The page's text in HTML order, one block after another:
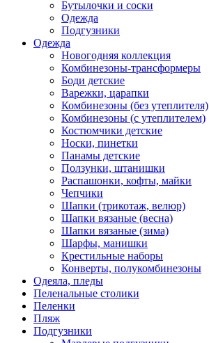
Бутылочки и соски
Одежда
Подгузники
Одежда
Новогодняя коллекция
Комбинезоны-трансформеры
Боди детские
Варежки, царапки
Комбинезоны (без утеплителя)
Комбинезоны (с утеплителем)
Костюмчики детские
Носки, пинетки
Панамы детские
Ползунки, штанишки
Распашонки, кофты, майки
Чепчики
Шапки (трикотаж, велюр)
Шапки вязаные (весна)
Шапки вязаные (зима)
Шарфы, манишки
Крестильные наборы
Конверты, полукомбинезоны
Одеяла, пледы
Пеленальные столики
Пеленки
Пляж
Подгузники